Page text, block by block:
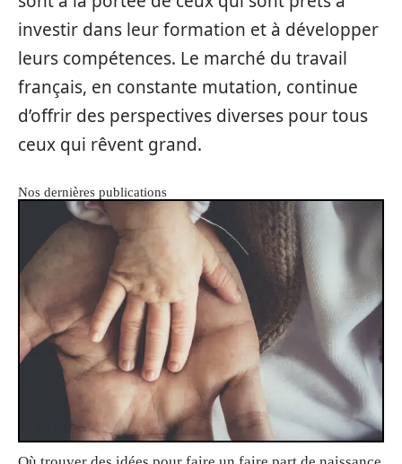
investir dans leur formation et à développer
leurs compétences. Le marché du travail
français, en constante mutation, continue
d’offrir des perspectives diverses pour tous
ceux qui rêvent grand.
Nos dernières publications